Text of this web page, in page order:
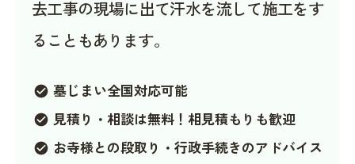
去工事の現場に出て汗水を流して施工をす
ることもあります。
check_circle 墓じまい全国対応可能
check_circle 見積り・相談は無料！相見積もりも歓迎
check_circle お寺様との段取り・行政手続きのアドバイス